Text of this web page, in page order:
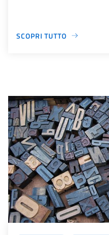
SCOPRI TUTTO